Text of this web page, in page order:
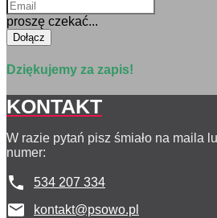
proszę czekać...
Dołącz
Dziękujemy za zapis!
KONTAKT
W razie pytań pisz śmiało na maila
numer:
534 207 334
kontakt@psowo.pl